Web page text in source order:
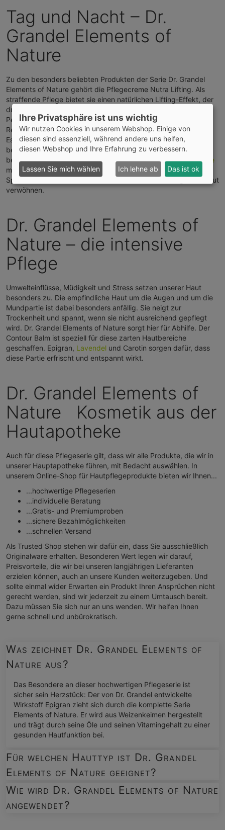
Tag und Nacht – Dr.
Grandel Elements of
Nature
Zu den besonders beliebten Produkten der Serie Dr. Grandel
Elements of Nature gehört die Pflegecreme Nutra Lifting. Als
straffende Pflege bietet sie einen natürlichen Lifting-Effekt, der
durch hochwertigen Lavendelextrakt unterstützt wird. Bio-
Peptide und Vitamin E revitalisieren die Haut. Durch seine
Reichhaltigkeit überzeugt auch die Nutra Rich Gesichtsöl-
Essenz, die empfindliche und trockene Haut pflegt. Dank der
besonderen Textur zieht sie rasch und ohne Spuren ein. Eine
besonders leichte Textur bringt die Dr. Grandel Hyaluron Creme
mit sich. Diese Pflegecreme können Sie dank des praktischen
Spenders überall hin mitnehmen und so auch untertags ihre Haut
verwöhnen.
Dr. Grandel Elements of
Nature – die intensive
Pflege
Umwelteinflüsse, Müdigkeit und Stress setzen unserer Haut
besonders zu. Die empfindliche Haut um die Augen und um die
Mundpartie ist dabei besonders anfällig. Sie neigt zur
Trockenheit und spannt, wenn sie nicht ausreichend gepflegt
wird. Dr. Grandel Elements of Nature sorgt hier für Abhilfe. Der
Contour Balm ist speziell für diese zarten Hautbereiche
geschaffen. Epigran, Lavendel und Carotin sorgen dafür, dass
diese Partie erfrischt und entspannt wirkt.
Dr. Grandel Elements of
Nature Kosmetik aus der
Hautapotheke
Auch für diese Pflegeserie gilt, dass wir alle Produkte, die wir in
unserer Hauptapotheke führen, mit Bedacht auswählen. In
unserem Online-Shop für Hautpflegeprodukte bieten wir Ihnen...
...hochwertige Pflegeserien
...individuelle Beratung
...Gratis- und Premiumproben
...sichere Bezahlmöglichkeiten
...schnellen Versand
Als Trusted Shop stehen wir dafür ein, dass Sie ausschließlich
Originalware erhalten. Besonderen Wert legen wir darauf,
Preisvorteile, die wir bei unseren langjährigen Lieferanten
erzielen können, auch an unsere Kunden weiterzugeben. Und
sollte einmal wider Erwarten ein Produkt Ihren Ansprüchen nicht
gerecht werden, sind wir jederzeit zu einem Umtausch bereit.
Dazu müssen Sie sich nur an uns wenden. Wir helfen Ihnen
gerne schnell und unbürokratisch.
Was zeichnet Dr. Grandel Elements of
Nature aus?
Das Besondere an dieser hochwertigen Pflegeserie ist
sicher sein Herzstück: Der von Dr. Grandel entwickelte
Wirkstoff Epigran zieht sich durch die komplette Serie
Elements of Nature. Er wird aus Weizenkeimen hergestellt
und trägt durch seine Öle und seinen Vitamingehalt zu einer
gesunden Hautfunktion bei.
Für welchen Hauttyp ist Dr. Grandel
Elements of Nature geeignet?
Wie wird Dr. Grandel Elements of Nature
angewendet?
Ihre Privatsphäre ist uns wichtig
Wir nutzen Cookies in unserem Webshop. Einige von
diesen sind essenziell, während andere uns helfen,
diesen Webshop und Ihre Erfahrung zu verbessern.
Lassen Sie mich wählen Ich lehne ab Das ist ok